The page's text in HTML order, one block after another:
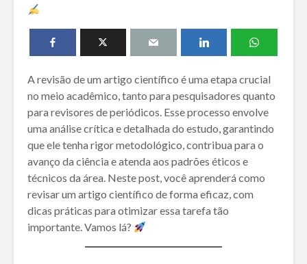
A revisão de um artigo científico é uma etapa crucial
no meio acadêmico, tanto para pesquisadores quanto
para revisores de periódicos. Esse processo envolve
uma análise crítica e detalhada do estudo, garantindo
que ele tenha rigor metodológico, contribua para o
avanço da ciência e atenda aos padrões éticos e
técnicos da área. Neste post, você aprenderá como
revisar um artigo científico de forma eficaz, com
dicas práticas para otimizar essa tarefa tão
importante. Vamos lá?